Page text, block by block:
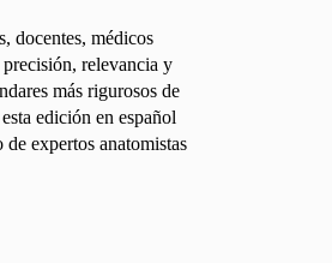
docentes, médicos
relevancia y
más rigurosos de
edición en español
expertos anatomistas